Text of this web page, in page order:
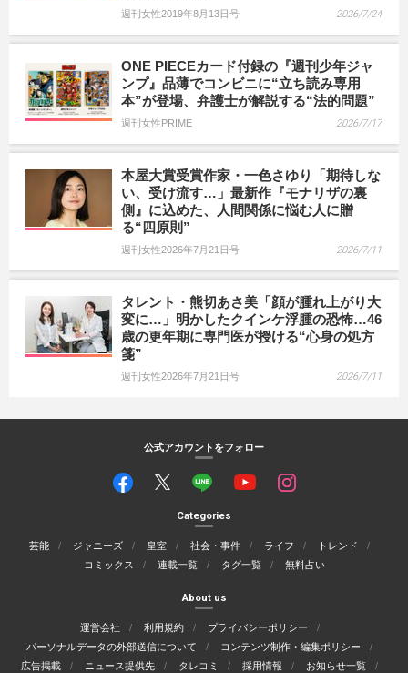
週刊女性2019年8月13日号 2026/7/24
ONE PIECEカード付録の『週刊少年ジャ
ンプ』品薄でコンビニに“立ち読み専用
本”が登場、弁護士が解説する“法的問題”
週刊女性PRIME 2026/7/17
本屋大賞受賞作家・一色さゆり「期待しな
い、受け流す…」最新作『モナリザの裏
側』に込めた、人間関係に悩む人に贈
る“四原則”
週刊女性2026年7月21日号 2026/7/11
タレント・熊切あさ美「顔が腫れ上がり大
変に…」明かしたクインケ浮腫の恐怖…46
歳の更年期に専門医が授ける“心身の処方
箋”
週刊女性2026年7月21日号 2026/7/11
公式アカウントをフォロー
Categories
芸能 ジャニーズ 皇室 社会・事件 ライフ
トレンド
コミックス
連載一覧 タグ一覧 無料占い
About us
運営会社 利用規約
プライバシーポリシー
パーソナルデータの外部送信について
コンテンツ制作・編集ポリシー
広告掲載
ニュース提供先 タレコミ 採用情報
お知らせ一覧